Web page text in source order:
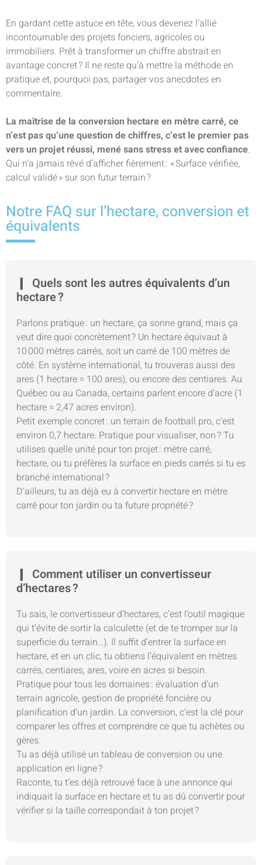
En gardant cette astuce en tête, vous devenez l’allié
incontournable des projets fonciers, agricoles ou
immobiliers. Prêt à transformer un chiffre abstrait en
avantage concret ? Il ne reste qu’à mettre la méthode en
pratique et, pourquoi pas, partager vos anecdotes en
commentaire.
La maîtrise de la conversion hectare en mètre carré, ce
n’est pas qu’une question de chiffres, c’est le premier pas
vers un projet réussi, mené sans stress et avec confiance.
Qui n’a jamais rêvé d’afficher fièrement : « Surface vérifiée,
calcul validé » sur son futur terrain ?
Notre FAQ sur l’hectare, conversion et
équivalents
Quels sont les autres équivalents d’un
hectare ?
Parlons pratique : un hectare, ça sonne grand, mais ça
veut dire quoi concrètement ? Un hectare équivaut à
10 000 mètres carrés, soit un carré de 100 mètres de
côté. En système international, tu trouveras aussi des
ares (1 hectare = 100 ares), ou encore des centiares. Au
Québec ou au Canada, certains parlent encore d’acre (1
hectare = 2,47 acres environ).
Petit exemple concret : un terrain de football pro, c’est
environ 0,7 hectare. Pratique pour visualiser, non ? Tu
utilises quelle unité pour ton projet : mètre carré,
hectare, ou tu préfères la surface en pieds carrés si tu es
branché international ?
D’ailleurs, tu as déjà eu à convertir hectare en mètre
carré pour ton jardin ou ta future propriété ?
Comment utiliser un convertisseur
d’hectares ?
Tu sais, le convertisseur d’hectares, c’est l’outil magique
qui t’évite de sortir la calculette (et de te tromper sur la
superficie du terrain…). Il suffit d’entrer la surface en
hectare, et en un clic, tu obtiens l’équivalent en mètres
carrés, centiares, ares, voire en acres si besoin.
Pratique pour tous les domaines : évaluation d’un
terrain agricole, gestion de propriété foncière ou
planification d’un jardin. La conversion, c’est la clé pour
comparer les offres et comprendre ce que tu achètes ou
gères.
Tu as déjà utilisé un tableau de conversion ou une
application en ligne ?
Raconte, tu t’es déjà retrouvé face à une annonce qui
indiquait la surface en hectare et tu as dû convertir pour
vérifier si la taille correspondait à ton projet ?